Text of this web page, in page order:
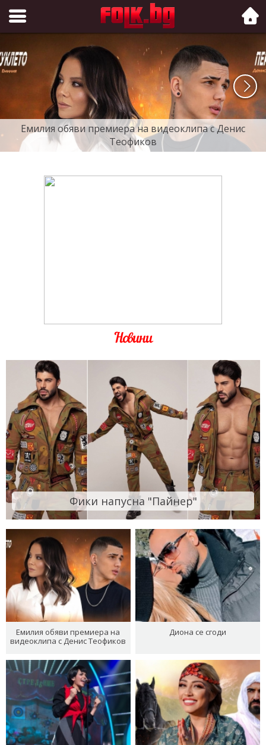
Folk.bg
Емилия обяви премиера на видеоклипа с Денис
Теофиков
Новини
Фики напусна "Пайнер"
Емилия обяви премиера на
видеоклипа с Денис Теофиков
Диона се сгоди